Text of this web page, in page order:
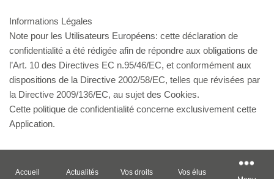
Informations Légales
Note pour les Utilisateurs Européens: cette déclaration de
confidentialité a été rédigée afin de répondre aux obligations de
l’Art. 10 des Directives EC n.95/46/EC, et conformément aux
dispositions de la Directive 2002/58/EC, telles que révisées par
la Directive 2009/136/EC, au sujet des Cookies.
Cette politique de confidentialité concerne exclusivement cette
Application.
Accueil Actualités Vos droits
Vos élus